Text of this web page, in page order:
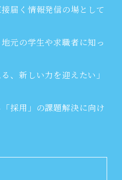
届く情報発信の場として
元の学生や求職者に知っ
、新しい力を迎えたい」
採用」の課題解決に向け